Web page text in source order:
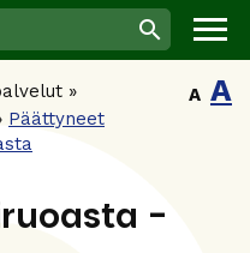
»
Päättyneet
A A
-